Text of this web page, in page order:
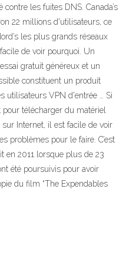
les fuites DNS. Canada’s
22 millions d'utilisateurs, ce
les plus grands réseaux
de voir pourquoi. Un
gratuit généreux et un
constituent un produit
utilisateurs VPN d'entrée … Si
télécharger du matériel
sur Internet, il est facile de voir
problèmes pour le faire. C’est
en 2011 lorsque plus de 23
été poursuivis pour avoir
du film “The Expendables